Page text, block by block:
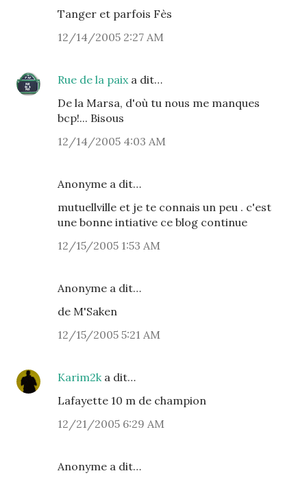
Tanger et parfois Fès
12/14/2005 2:27 AM
Rue de la paixa dit…
De la Marsa, d'où tu nous me manques
bcp!... Bisous
12/14/2005 4:03 AM
Anonyme a dit…
mutuellville et je te connais un peu . c'est
une bonne intiative ce blog continue
12/15/2005 1:53 AM
Anonyme a dit…
de M'Saken
12/15/2005 5:21 AM
Karim2ka dit…
Lafayette 10 m de champion
12/21/2005 6:29 AM
Anonyme a dit…